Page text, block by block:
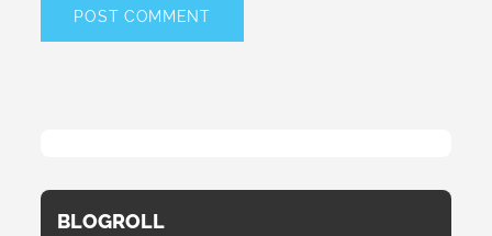
BLOGROLL